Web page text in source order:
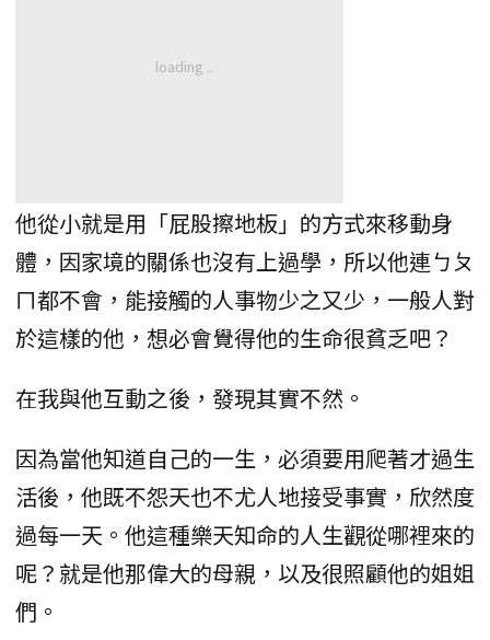
他從小就是用「屁股擦地板」的方式來移動身
體，因家境的關係也沒有上過學，所以他連ㄅㄆ
ㄇ都不會，能接觸的人事物少之又少，一般人對
於這樣的他，想必會覺得他的生命很貧乏吧？
在我與他互動之後，發現其實不然。
因為當他知道自己的一生，必須要用爬著才過生
活後，他既不怨天也不尤人地接受事實，欣然度
過每一天。他這種樂天知命的人生觀從哪裡來的
呢？就是他那偉大的母親，以及很照顧他的姐姐
們。